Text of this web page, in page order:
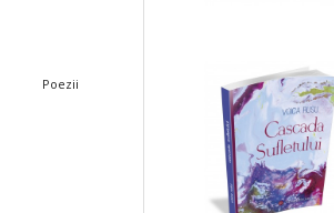
Poezii
Voica Rusu -
Cascada
Sufletului